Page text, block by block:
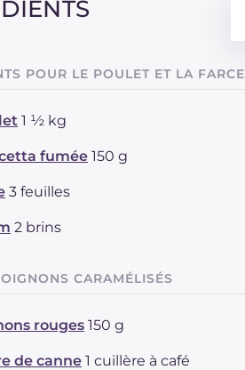
POUR LE POULET ET LA FARCE
1 ½ kg
fumée 150 g
3 feuilles
2 brins
CARAMÉLISÉS
rouges 150 g
de canne 1 cuillère à café